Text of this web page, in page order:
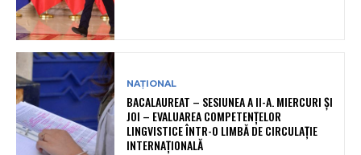
NAȚIONAL
BACALAUREAT – SESIUNEA A II-A. MIERCURI ȘI
JOI – EVALUAREA COMPETENȚELOR
LINGVISTICE ÎNTR-O LIMBĂ DE CIRCULAȚIE
INTERNAȚIONALĂ